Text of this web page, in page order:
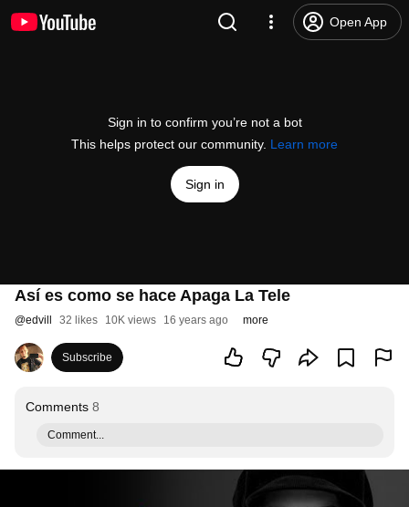
Open App
Sign in to confirm you’re not a bot
This helps protect our community. Learn more
Sign in
Así es como se hace Apaga La Tele
@edvill 32 likes 10K views 16 years ago more
Subscribe
Comments 8
Comment...